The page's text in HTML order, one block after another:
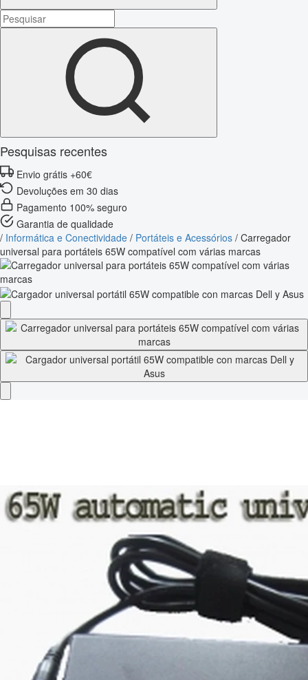
Pesquisas recentes
Envio grátis +60€
Devoluções em 30 dias
Pagamento 100% seguro
Garantia de qualidade
/ Informática e Conectividade / Portáteis e Acessórios / Carregador
universal para portáteis 65W compatível com várias marcas